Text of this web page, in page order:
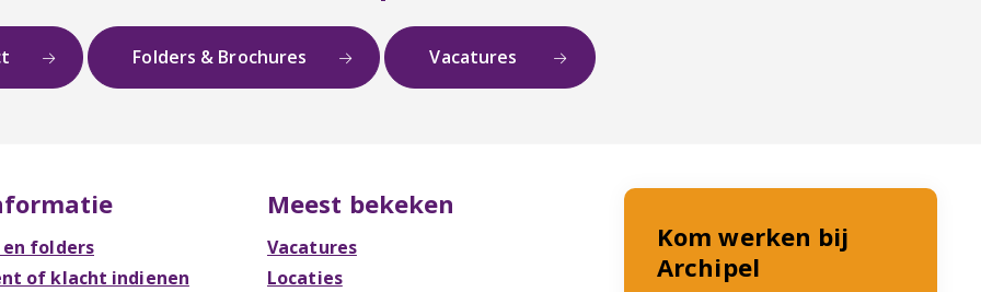
Folders & Brochures Vacatures
en folders
of klacht indienen
Meest bekeken
Vacatures
Locaties
Kom werken bij
Archipel